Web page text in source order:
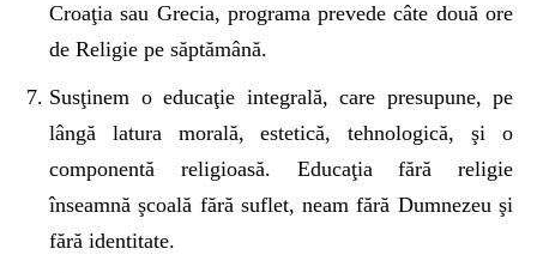
Croaţia sau Grecia, programa prevede câte două ore
de Religie pe săptămână.
Susţinem o educaţie integrală, care presupune, pe
lângă latura morală, estetică, tehnologică, şi o
componentă religioasă. Educaţia fără religie
înseamnă şcoală fără suflet, neam fără Dumnezeu şi
fără identitate.